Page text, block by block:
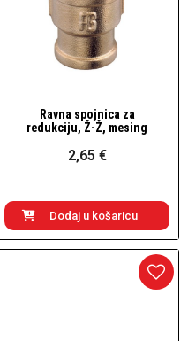
Brzi pogled
Ravna spojnica za
redukciju, Ž-Ž, mesing
2,65 €
Dodaj u košaricu